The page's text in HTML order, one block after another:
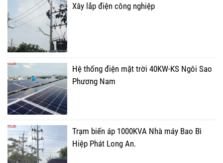
Xây lắp điện công nghiệp
Hệ thống điện mặt trời 40KW-KS Ngôi Sao
Phương Nam
Trạm biến áp 1000KVA Nhà máy Bao Bì
Hiệp Phát Long An.